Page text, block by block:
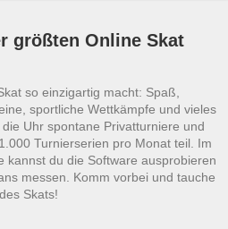
größten Online Skat
so einzigartig macht: Spaß,
sportliche Wettkämpfe und vieles
Uhr spontane Privatturniere und
Turnierserien pro Monat teil. Im
kannst du die Software ausprobieren
messen. Komm vorbei und tauche
Skats!